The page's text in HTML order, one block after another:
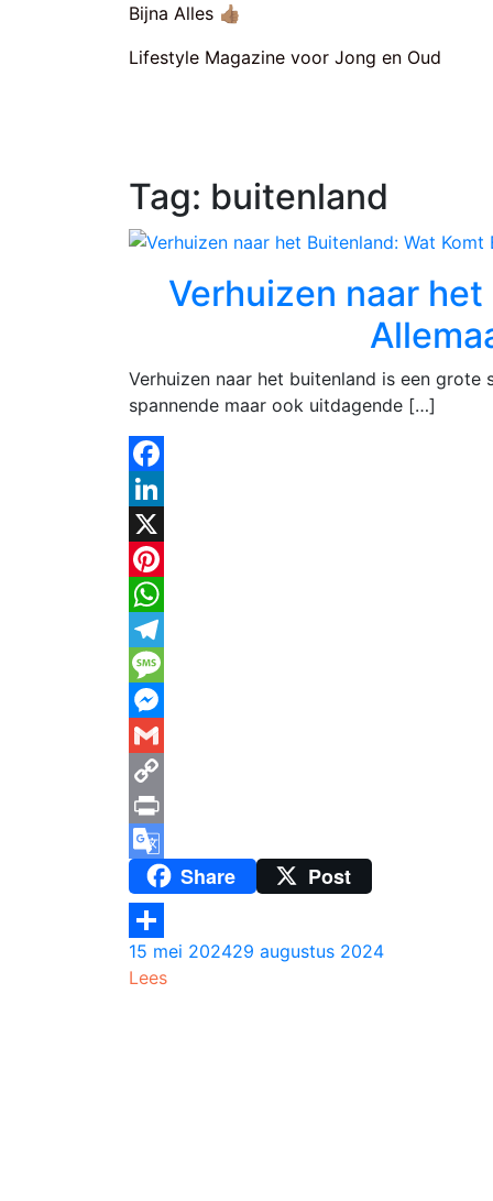
Bijna Alles 👍🏽
Lifestyle Magazine voor Jong en Oud
Tag: buitenland
Verhuizen naar
Verhuizen naar het buitenland is een
spannende maar ook uitdagende […]
Facebook
LinkedIn
X
Pinterest
WhatsApp
Telegram
Message
Messenger
Gmail
Copy
Link
Print
Google
Translate
Share Post
Delen
15 mei 202429 augustus 2024
Lees